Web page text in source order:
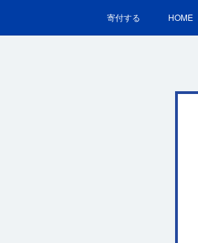
寄付する HOME